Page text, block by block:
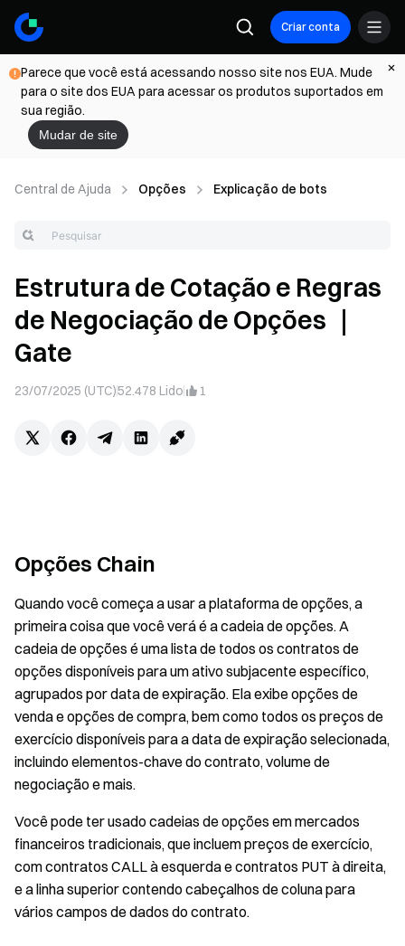
Criar conta
Parece que você está acessando nosso site nos EUA. Mude
para o site dos EUA para acessar os produtos suportados em
sua região.
Mudar de site
Central de Ajuda Opções Explicação de bots
Estrutura de Cotação e Regras
de Negociação de Opções ｜
Gate
23/07/2025 (UTC)52.478 Lido 1
Opções Chain
Quando você começa a usar a plataforma de opções, a
primeira coisa que você verá é a cadeia de opções. A
cadeia de opções é uma lista de todos os contratos de
opções disponíveis para um ativo subjacente específico,
agrupados por data de expiração. Ela exibe opções de
venda e opções de compra, bem como todos os preços de
exercício disponíveis para a data de expiração selecionada,
incluindo elementos-chave do contrato, volume de
negociação e mais.
Você pode ter usado cadeias de opções em mercados
financeiros tradicionais, que incluem preços de exercício,
com contratos CALL à esquerda e contratos PUT à direita,
e a linha superior contendo cabeçalhos de coluna para
vários campos de dados do contrato.